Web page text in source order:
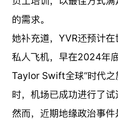
的需求。
她补充道，YVR还预计
私人飞机，早在2024年
Taylor Swift全球“时代之
时，机场已成功进行了试
然而，近期地缘政治事